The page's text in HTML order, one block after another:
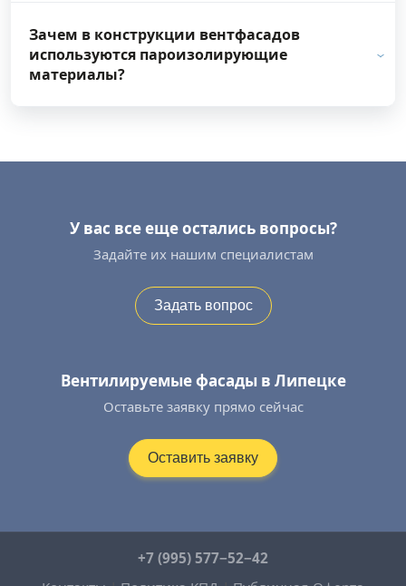
Зачем в конструкции вентфасадов
используются пароизолирующие
материалы?
У вас все еще остались вопросы?
Задайте их нашим специалистам
Задать вопрос
Вентилируемые фасады в Липецке
Оставьте заявку прямо сейчас
Оставить заявку
+7 (995) 577−52−42